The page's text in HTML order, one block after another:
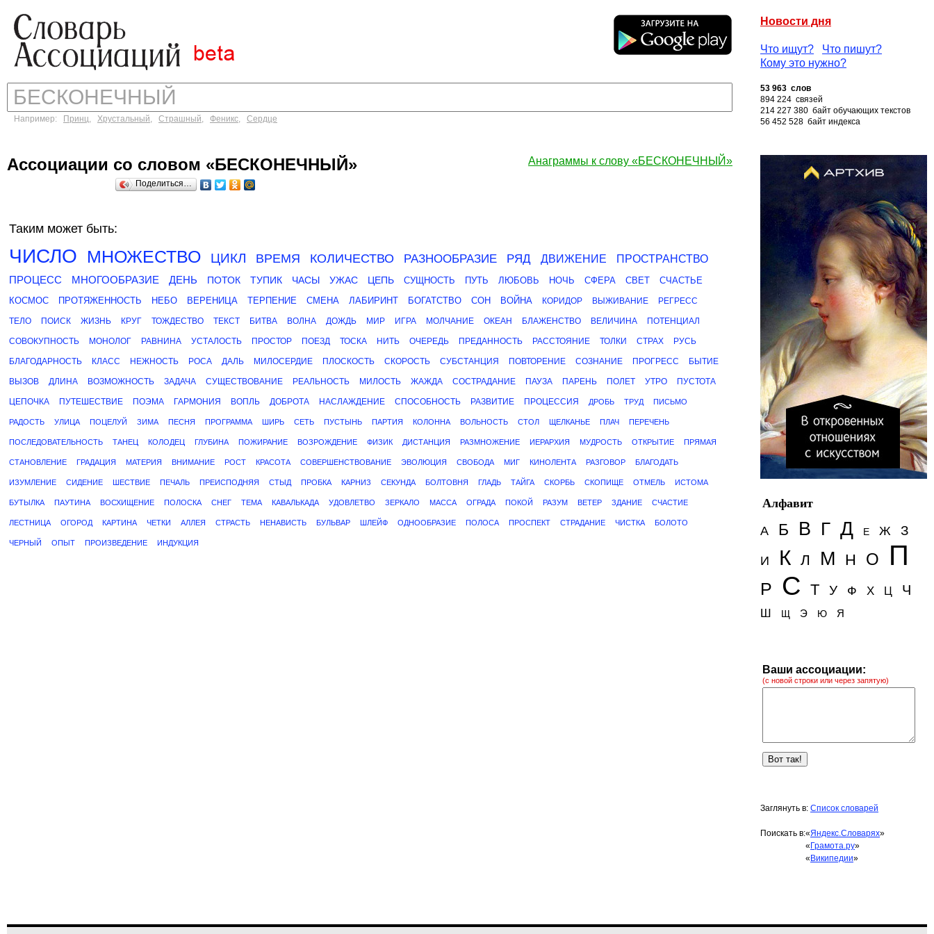
Новости дня
Что ищут?
Что пишут?
Кому это нужно?
Например: Принц, Хрустальный, Страшный, Феникс, Сердце
53 963 слов
894 224 связей
214 227 380 байт обучающих текстов
56 452 528 байт индекса
Анаграммы к слову «БЕСКОНЕЧНЫЙ»
Ассоциации со словом «БЕСКОНЕЧНЫЙ»
Поделиться…
Таким может быть:
ЧИСЛО МНОЖЕСТВО ЦИКЛ ВРЕМЯ КОЛИЧЕСТВО РАЗНООБРАЗИЕ РЯД ДВИЖЕНИЕ
ПРОСТРАНСТВО
ПРОЦЕСС
МНОГООБРАЗИЕ ДЕНЬ ПОТОК ТУПИК ЧАСЫ УЖАС ЦЕПЬ СУЩНОСТЬ ПУТЬ ЛЮБОВЬ НОЧЬ СФЕРА СВЕТ
СЧАСТЬЕ
КОСМОС
ПРОТЯЖЕННОСТЬ НЕБО ВЕРЕНИЦА ТЕРПЕНИЕ СМЕНА ЛАБИРИНТ БОГАТСТВО СОН ВОЙНА КОРИДОР ВЫЖИВАНИЕ РЕГРЕСС
ТЕЛО ПОИСК ЖИЗНЬ КРУГ ТОЖДЕСТВО ТЕКСТ БИТВА ВОЛНА ДОЖДЬ МИР ИГРА МОЛЧАНИЕ ОКЕАН БЛАЖЕНСТВО ВЕЛИЧИНА ПОТЕНЦИАЛ
СОВОКУПНОСТЬ МОНОЛОГ РАВНИНА УСТАЛОСТЬ ПРОСТОР ПОЕЗД ТОСКА НИТЬ ОЧЕРЕДЬ ПРЕДАННОСТЬ РАССТОЯНИЕ ТОЛКИ СТРАХ РУСЬ
БЛАГОДАРНОСТЬ КЛАСС НЕЖНОСТЬ РОСА ДАЛЬ МИЛОСЕРДИЕ ПЛОСКОСТЬ СКОРОСТЬ СУБСТАНЦИЯ ПОВТОРЕНИЕ СОЗНАНИЕ ПРОГРЕСС БЫТИЕ
ВЫЗОВ ДЛИНА ВОЗМОЖНОСТЬ ЗАДАЧА СУЩЕСТВОВАНИЕ РЕАЛЬНОСТЬ МИЛОСТЬ ЖАЖДА СОСТРАДАНИЕ ПАУЗА ПАРЕНЬ ПОЛЕТ УТРО ПУСТОТА
ЦЕПОЧКА ПУТЕШЕСТВИЕ ПОЭМА ГАРМОНИЯ ВОПЛЬ ДОБРОТА НАСЛАЖДЕНИЕ СПОСОБНОСТЬ РАЗВИТИЕ ПРОЦЕССИЯ ДРОБЬ ТРУД ПИСЬМО
РАДОСТЬ УЛИЦА ПОЦЕЛУЙ ЗИМА ПЕСНЯ ПРОГРАММА ШИРЬ СЕТЬ ПУСТЫНЬ ПАРТИЯ КОЛОННА ВОЛЬНОСТЬ СТОЛ ЩЕЛКАНЬЕ ПЛАЧ ПЕРЕЧЕНЬ
ПОСЛЕДОВАТЕЛЬНОСТЬ ТАНЕЦ КОЛОДЕЦ ГЛУБИНА ПОЖИРАНИЕ ВОЗРОЖДЕНИЕ ФИЗИК ДИСТАНЦИЯ РАЗМНОЖЕНИЕ ИЕРАРХИЯ МУДРОСТЬ ОТКРЫТИЕ ПРЯМАЯ
СТАНОВЛЕНИЕ ГРАДАЦИЯ МАТЕРИЯ ВНИМАНИЕ РОСТ КРАСОТА СОВЕРШЕНСТВОВАНИЕ ЭВОЛЮЦИЯ СВОБОДА МИГ КИНОЛЕНТА РАЗГОВОР БЛАГОДАТЬ
ИЗУМЛЕНИЕ СИДЕНИЕ ШЕСТВИЕ ПЕЧАЛЬ ПРЕИСПОДНЯЯ СТЫД ПРОБКА КАРНИЗ СЕКУНДА БОЛТОВНЯ ГЛАДЬ ТАЙГА СКОРБЬ СКОПИЩЕ ОТМЕЛЬ ИСТОМА
БУТЫЛКА ПАУТИНА ВОСХИЩЕНИЕ ПОЛОСКА СНЕГ ТЕМА КАВАЛЬКАДА УДОВЛЕТВО ЗЕРКАЛО МАССА ОГРАДА ПОКОЙ РАЗУМ ВЕТЕР ЗДАНИЕ СЧАСТИЕ
ЛЕСТНИЦА ОГОРОД КАРТИНА ЧЕТКИ АЛЛЕЯ СТРАСТЬ НЕНАВИСТЬ БУЛЬВАР ШЛЕЙФ ОДНООБРАЗИЕ ПОЛОСА ПРОСПЕКТ СТРАДАНИЕ ЧИСТКА БОЛОТО
ЧЕРНЫЙ ОПЫТ ПРОИЗВЕДЕНИЕ ИНДУКЦИЯ
Алфавит
А
Б В Г Д Е Ж З
И К Л М Н О П
Р С Т У Ф Х Ц Ч
Ш Щ Э Ю Я
Ваши ассоциации:
(с новой строки или через запятую)
Заглянуть в: Список словарей
Поискать в:«Яндекс.Словарях»
« Грамота.ру»
« Википедии»